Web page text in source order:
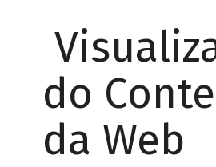
do
da Web